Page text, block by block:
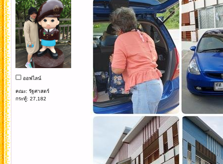
ออฟไลน์
คณะ: รัฐศาสตร์
กระทู้: 27,182